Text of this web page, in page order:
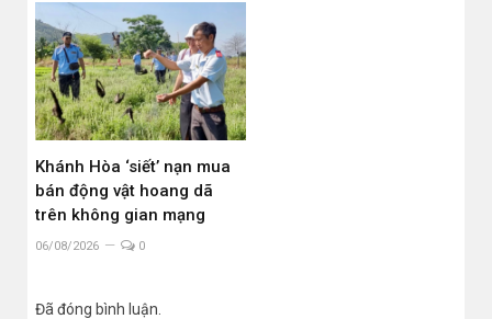
Khánh Hòa ‘siết’ nạn mua
bán động vật hoang dã
trên không gian mạng
06/08/2026 0
Đã đóng bình luận.